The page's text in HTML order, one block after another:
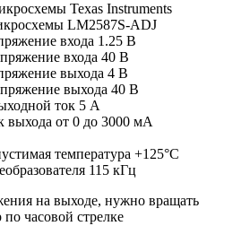
Texas Instruments
LM2587S-ADJ
входа 1.25 В
входа 40 В
выхода 4 В
выхода 40 В
ток 5 А
от 0 до 3000 мА
температура +125°C
115 кГц
на выходе, нужно вращать
часовой стрелке